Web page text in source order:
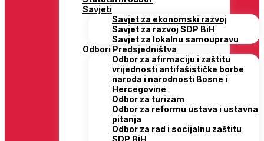
Savjeti
Savjet za ekonomski razvoj
Savjet za razvoj SDP BiH
Savjet za lokalnu samoupravu
Odbori Predsjedništva
Odbor za afirmaciju i zaštitu
vrijednosti antifašističke borbe
naroda i narodnosti Bosne i
Hercegovine
Odbor za turizam
Odbor za reformu ustava i ustavna
pitanja
Odbor za rad i socijalnu zaštitu
SDP BiH